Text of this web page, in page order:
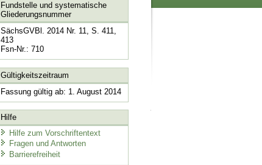
Fundstelle und systematische
Gliederungsnummer
SächsGVBl. 2014 Nr. 11, S. 411,
413
Fsn-Nr.: 710
Gültigkeitszeitraum
Fassung gültig ab: 1. August 2014
Hilfe
Hilfe zum Vorschriftentext
Fragen und Antworten
Barrierefreiheit